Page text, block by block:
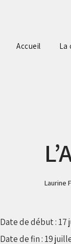
Accueil La
Laurine
Date de début : 17
Date de fin : 19